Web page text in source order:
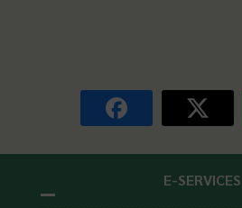
E-SERVICES